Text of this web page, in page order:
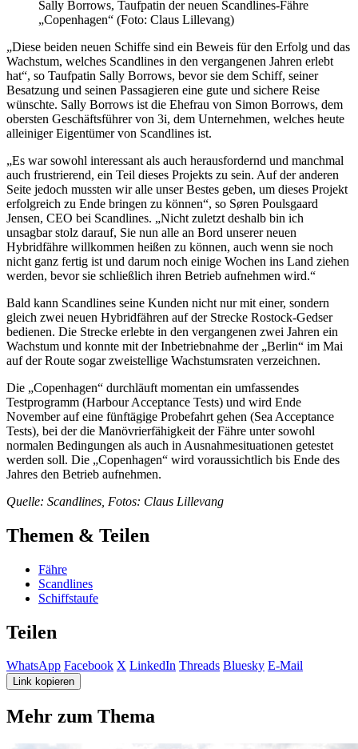
Sally Borrows, Taufpatin der neuen Scandlines-Fähre
„Copenhagen“ (Foto: Claus Lillevang)
„Diese beiden neuen Schiffe sind ein Beweis für den Erfolg und das
Wachstum, welches Scandlines in den vergangenen Jahren erlebt
hat“, so Taufpatin Sally Borrows, bevor sie dem Schiff, seiner
Besatzung und seinen Passagieren eine gute und sichere Reise
wünschte. Sally Borrows ist die Ehefrau von Simon Borrows, dem
obersten Geschäftsführer von 3i, dem Unternehmen, welches heute
alleiniger Eigentümer von Scandlines ist.
„Es war sowohl interessant als auch herausfordernd und manchmal
auch frustrierend, ein Teil dieses Projekts zu sein. Auf der anderen
Seite jedoch mussten wir alle unser Bestes geben, um dieses Projekt
erfolgreich zu Ende bringen zu können“, so Søren Poulsgaard
Jensen, CEO bei Scandlines. „Nicht zuletzt deshalb bin ich
unsagbar stolz darauf, Sie nun alle an Bord unserer neuen
Hybridfähre willkommen heißen zu können, auch wenn sie noch
nicht ganz fertig ist und darum noch einige Wochen ins Land ziehen
werden, bevor sie schließlich ihren Betrieb aufnehmen wird.“
Bald kann Scandlines seine Kunden nicht nur mit einer, sondern
gleich zwei neuen Hybridfähren auf der Strecke Rostock-Gedser
bedienen. Die Strecke erlebte in den vergangenen zwei Jahren ein
Wachstum und konnte mit der Inbetriebnahme der „Berlin“ im Mai
auf der Route sogar zweistellige Wachstumsraten verzeichnen.
Die „Copenhagen“ durchläuft momentan ein umfassendes
Testprogramm (Harbour Acceptance Tests) und wird Ende
November auf eine fünftägige Probefahrt gehen (Sea Acceptance
Tests), bei der die Manövrierfähigkeit der Fähre unter sowohl
normalen Bedingungen als auch in Ausnahmesituationen getestet
werden soll. Die „Copenhagen“ wird voraussichtlich bis Ende des
Jahres den Betrieb aufnehmen.
Quelle: Scandlines, Fotos: Claus Lillevang
Themen & Teilen
Fähre
Scandlines
Schiffstaufe
Teilen
WhatsApp Facebook X LinkedIn Threads Bluesky E-Mail
Link kopieren
Mehr zum Thema